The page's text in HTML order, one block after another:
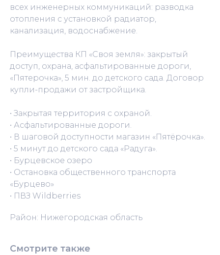
всех инженерных коммуникаций: разводка
отопления с установкой радиатор,
канализация, водоснабжение.
Преимущества КП «Своя земля»: закрытый
доступ, охрана, асфальтированные дороги,
«Пятерочка», 5 мин. до детского сада. Договор
купли-продажи от застройщика.
• Закрытая территория с охраной.
• Асфальтированные дороги.
• В шаговой доступности магазин «Пятёрочка».
• 5 минут до детского сада «Радуга».
• Бурцевское озеро
• Остановка общественного транспорта
«Бурцево»
• ПВЗ Wildberries
Район: Нижегородская область
Смотрите также